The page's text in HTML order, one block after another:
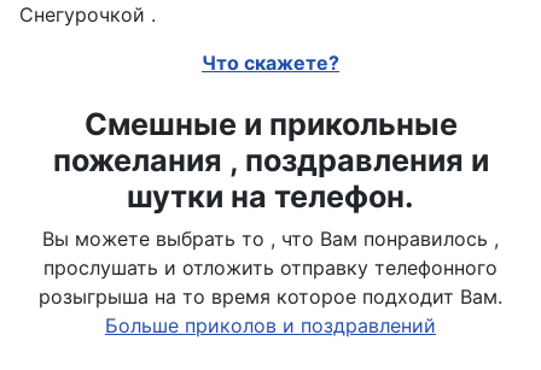
Снегурочкой .
Что скажете?
Смешные и прикольные
пожелания , поздравления и
шутки на телефон.
Вы можете выбрать то , что Вам понравилось ,
прослушать и отложить отправку телефонного
розыгрыша на то время которое подходит Вам.
Больше приколов и поздравлений